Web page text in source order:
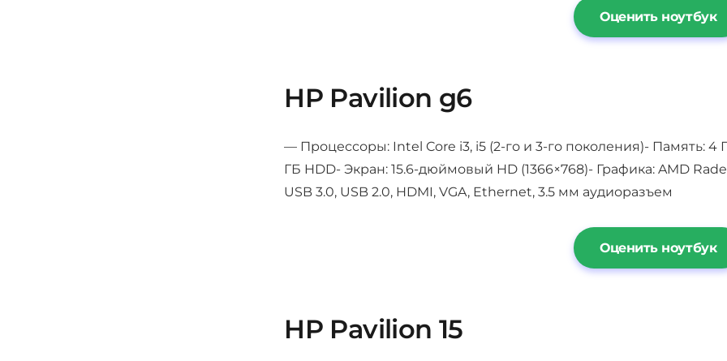
Оценить ноутбук
HP Pavilion g6
— Процессоры: Intel Core i3, i5 (2-го и 3-го поколения)- Память:
ГБ HDD- Экран: 15.6-дюймовый HD (1366×768)- Графика: AMD
USB 3.0, USB 2.0, HDMI, VGA, Ethernet, 3.5 мм аудиоразъем
Оценить ноутбук
HP Pavilion 15